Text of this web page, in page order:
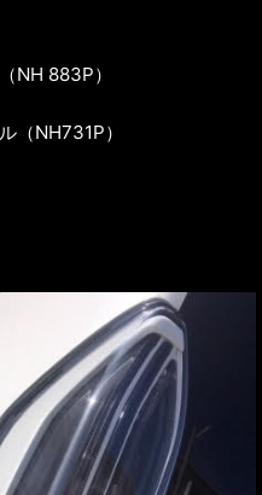
NH 883P）
（NH731P）